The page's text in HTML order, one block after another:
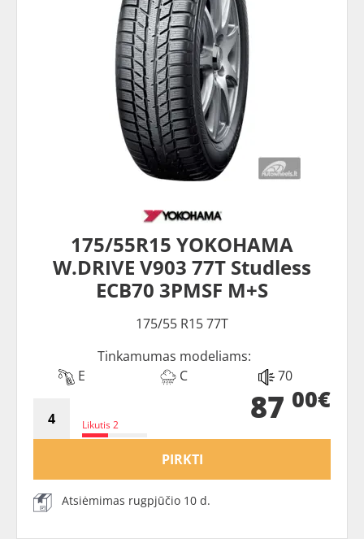
175/55R15 YOKOHAMA
W.DRIVE V903 77T Studless
ECB70 3PMSF M+S
175/55 R15 77T
Tinkamumas modeliams:
E
C 70
Likutis 2 87 00€
PIRKTI
Atsiėmimas rugpjūčio 10 d.